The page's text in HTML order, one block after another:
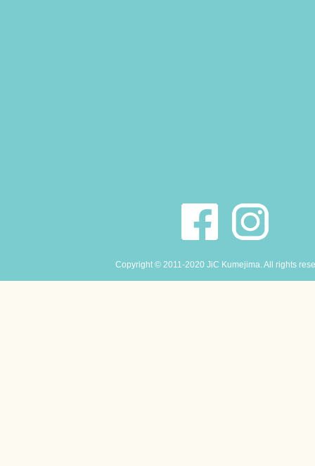
Copyright © 2011-2020 JiC Kumejima. All rights